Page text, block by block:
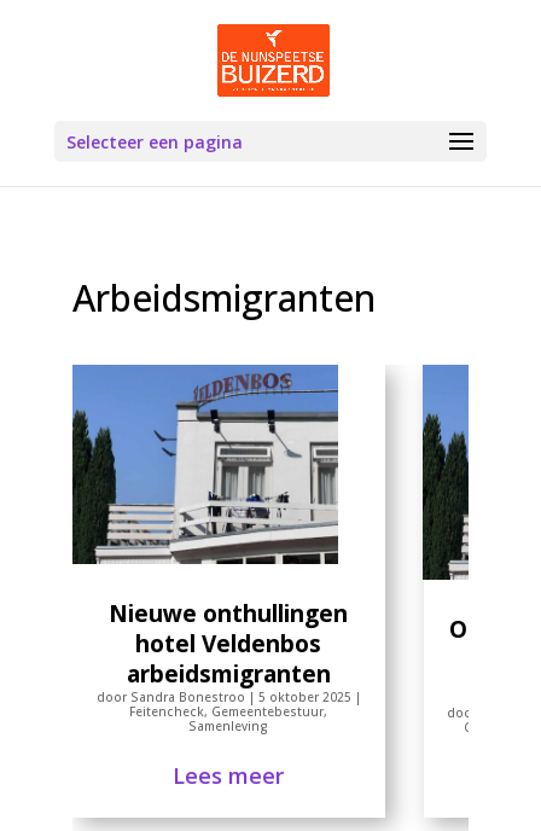
Selecteer een pagina
Arbeidsmigranten
Nieuwe onthullingen
hotel Veldenbos
arbeidsmigranten
door Sandra Bonestroo | 5 oktober 2025 |
Feitencheck, Gemeentebestuur,
Samenleving
Lees meer
door